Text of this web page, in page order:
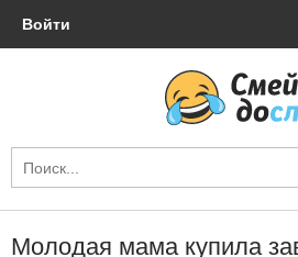
Войти
Молодая мама купила